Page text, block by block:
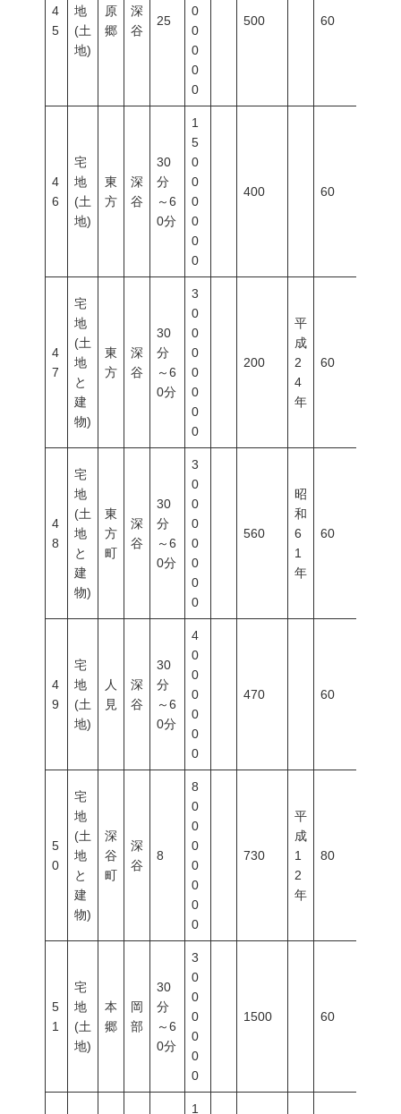
4
5
地
(土
地)
原
郷
深
谷
25
0
0
0
0
0
500 60
4
6
宅
地
(土
地)
東
方
深
谷
30
分
～6
0分
1
5
0
0
0
0
0
0
400 60
4
7
宅
地
(土
地
と
建
物)
東
方
深
谷
30
分
～6
0分
3
0
0
0
0
0
0
0
200
平
成
2
4
年
60
4
8
宅
地
(土
地
と
建
物)
東
方
町
深
谷
30
分
～6
0分
3
0
0
0
0
0
0
0
560
昭
和
6
1
年
60
4
9
宅
地
(土
地)
人
見
深
谷
30
分
～6
0分
4
0
0
0
0
0
0
470 60
5
0
宅
地
(土
地
と
建
物)
深
谷
町
深
谷
8
8
0
0
0
0
0
0
0
730
平
成
1
2
年
80
5
1
宅
地
(土
地)
本
郷
岡
部
30
分
～6
0分
3
0
0
0
0
0
0
1500 60
1